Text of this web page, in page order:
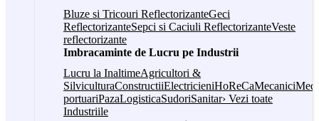
Bluze si Tricouri ReflectorizanteGeci
ReflectorizanteSepci si Caciuli ReflectorizanteVeste
reflectorizante
Imbracaminte de Lucru pe Industrii
Lucru la InaltimeAgricultori &
SilviculturaConstructiiElectricieniHoReCaMecanici
portuariPazaLogisticaSudoriSanitar› Vezi toate
Industriile